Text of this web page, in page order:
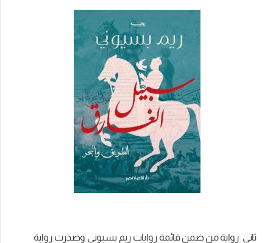
ثاني رواية من ضمن قائمة روايات ريم بسيوني وصدرت رواية